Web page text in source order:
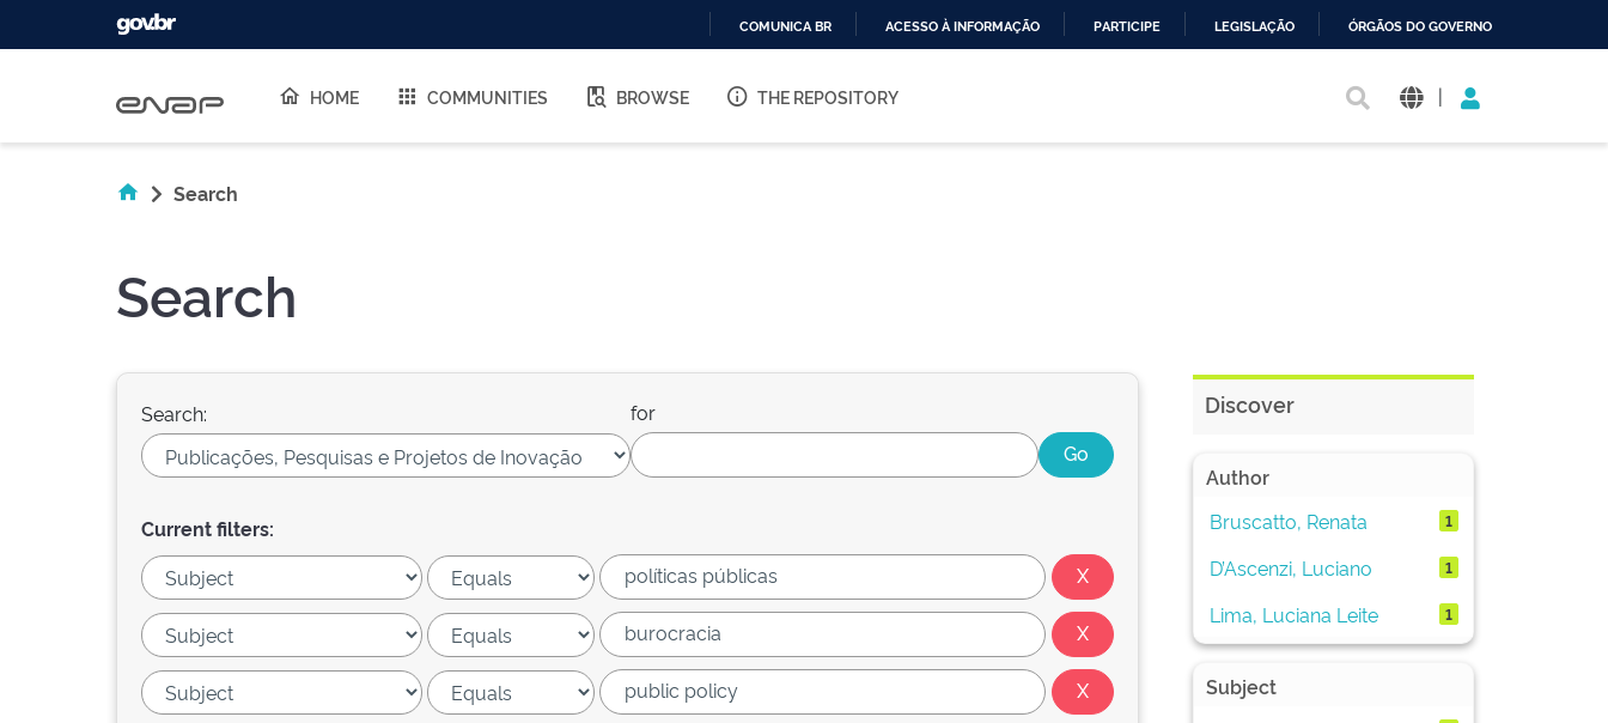
O
COMUNICA BR ACESSO À INFORMAÇÃO PARTICIPE LEGISLAÇÃO ÓRGÃOS DO GOVERNO
HOME COMMUNITIES BROWSE THE REPOSITORY |
Search
Search
Search: for
Current filters:
Discover
Author
Bruscatto, Renata
1
D’Ascenzi, Luciano 1
Lima, Luciana Leite 1
Subject